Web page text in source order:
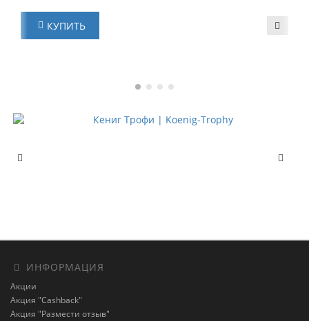
КУПИТЬ
ИНФОРМАЦИЯ
Акции
Акция "Cashback"
Акция "Размести отзыв"